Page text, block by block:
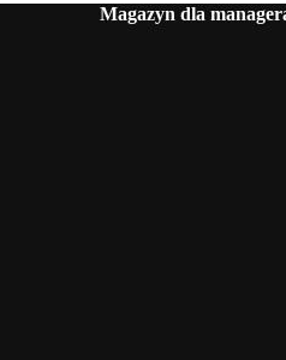
Magazyn dla